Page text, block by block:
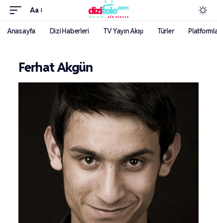
Aa
Anasayfa Dizi Haberleri TV Yayın Akışı Türler
Ferhat Akgün